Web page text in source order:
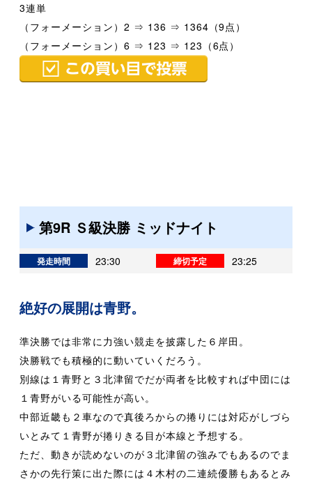
3連単
（フォーメーション）2 ⇒ 136 ⇒ 1364（9点）
（フォーメーション）6 ⇒ 123 ⇒ 123（6点）
第9R Ｓ級決勝 ミッドナイト
発走時間 23:30 締切予定 23:25
絶好の展開は青野。
準決勝では非常に力強い競走を披露した６岸田。
決勝戦でも積極的に動いていくだろう。
別線は１青野と３北津留でだが両者を比較すれば中団には
１青野がいる可能性が高い。
中部近畿も２車なので真後ろからの捲りには対応がしづら
いとみて１青野が捲りきる目が本線と予想する。
ただ、動きが読めないのが３北津留の強みでもあるのでま
さかの先行策に出た際には４木村の二連続優勝もあるとみ